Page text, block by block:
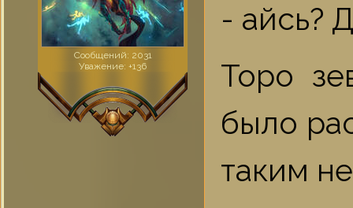
Сообщений: 2031
Уважение: +136
- айсь?
Торо
было
таким